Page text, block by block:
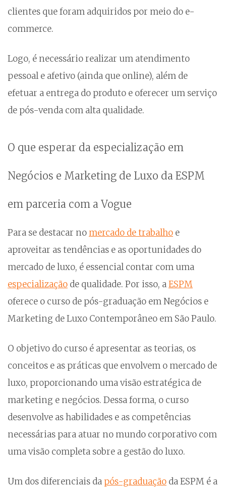
clientes que foram adquiridos por meio do e-
commerce.
Logo, é necessário realizar um atendimento
pessoal e afetivo (ainda que online), além de
efetuar a entrega do produto e oferecer um serviço
de pós-venda com alta qualidade.
O que esperar da especialização em
Negócios e Marketing de Luxo da ESPM
em parceria com a Vogue
Para se destacar no mercado de trabalho e
aproveitar as tendências e as oportunidades do
mercado de luxo, é essencial contar com uma
especialização de qualidade. Por isso, aESPM
oferece o curso de pós-graduação em Negócios e
Marketing de Luxo Contemporâneo em São Paulo.
O objetivo do curso é apresentar as teorias, os
conceitos e as práticas que envolvem o mercado de
luxo, proporcionando uma visão estratégica de
marketing e negócios. Dessa forma, o curso
desenvolve as habilidades e as competências
necessárias para atuar no mundo corporativo com
uma visão completa sobre a gestão do luxo.
Um dos diferenciais da pós-graduação da ESPM é a